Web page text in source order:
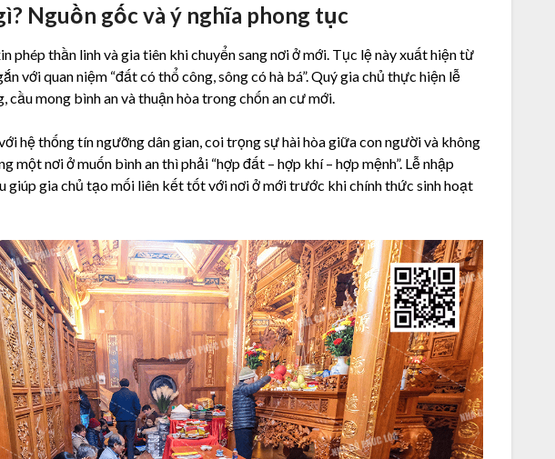
Nguồn gốc và ý nghĩa phong tục
phép thần linh và gia tiên khi chuyển sang nơi ở mới. Tục lệ này xuất hiện từ
với quan niệm “đất có thổ công, sông có hà bá”. Quý gia chủ thực hiện lễ
mong bình an và thuận hòa trong chốn an cư mới.
hệ thống tín ngưỡng dân gian, coi trọng sự hài hòa giữa con người và không
một nơi ở muốn bình an thì phải “hợp đất – hợp khí – hợp mệnh”. Lễ nhập
giúp gia chủ tạo mối liên kết tốt với nơi ở mới trước khi chính thức sinh hoạt